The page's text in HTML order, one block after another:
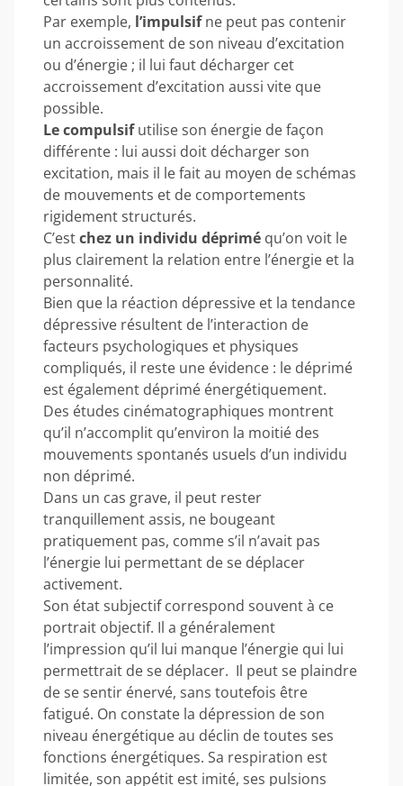
Par exemple, l’impulsifne peut pas contenir
un accroissement de son niveau d’excitation
ou d’énergie ; il lui faut décharger cet
accroissement d’excitation aussi vite que
possible.
Le compulsifutilise son énergie de façon
différente : lui aussi doit décharger son
excitation, mais il le fait au moyen de schémas
de mouvements et de comportements
rigidement structurés.
C’estchez un individu déprimé qu’on voit le
plus clairement la relation entre l’énergie et la
personnalité.
Bien que la réaction dépressive et la tendance
dépressive résultent de l’interaction de
facteurs psychologiques et physiques
compliqués, il reste une évidence : le déprimé
est également déprimé énergétiquement.
Des études cinématographiques montrent
qu’il n’accomplit qu’environ la moitié des
mouvements spontanés usuels d’un individu
non déprimé.
Dans un cas grave, il peut rester
tranquillement assis, ne bougeant
pratiquement pas, comme s’il n’avait pas
l’énergie lui permettant de se déplacer
activement.
Son état subjectif correspond souvent à ce
portrait objectif. Il a généralement
l’impression qu’il lui manque l’énergie qui lui
permettrait de se déplacer. Il peut se plaindre
de se sentir énervé, sans toutefois être
fatigué. On constate la dépression de son
niveau énergétique au déclin de toutes ses
fonctions énergétiques. Sa respiration est
limitée, son appétit est imité, ses pulsions